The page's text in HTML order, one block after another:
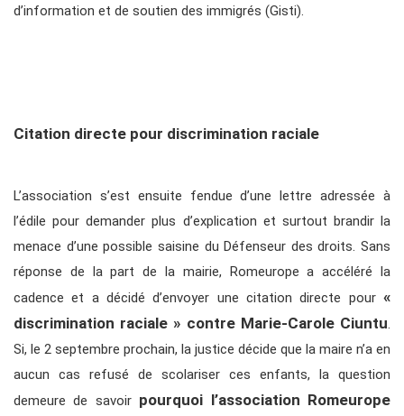
d’information et de soutien des immigrés (Gisti).
Citation directe pour discrimination raciale
L’association s’est ensuite fendue d’une lettre adressée à
l’édile pour demander plus d’explication et surtout brandir la
menace d’une possible saisine du Défenseur des droits. Sans
réponse de la part de la mairie, Romeurope a accéléré la
cadence et a décidé d’envoyer une citation directe pour «
discrimination raciale » contre Marie-Carole Ciuntu.
Si, le 2 septembre prochain, la justice décide que la maire n’a en
aucun cas refusé de scolariser ces enfants, la question
demeure de savoir pourquoi l’association Romeurope